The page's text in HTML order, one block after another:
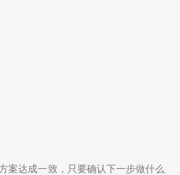
案达成一致，只要确认下一步做什么